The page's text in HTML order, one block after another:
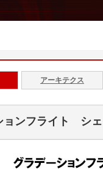
アーキテクス
ョンフライト シ